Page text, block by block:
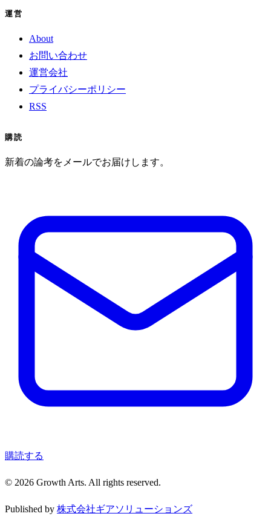
運営
About
お問い合わせ
運営会社
プライバシーポリシー
RSS
購読
新着の論考をメールでお届けします。
購読する
© 2026 Growth Arts. All rights reserved.
Published by 株式会社ギアソリューションズ